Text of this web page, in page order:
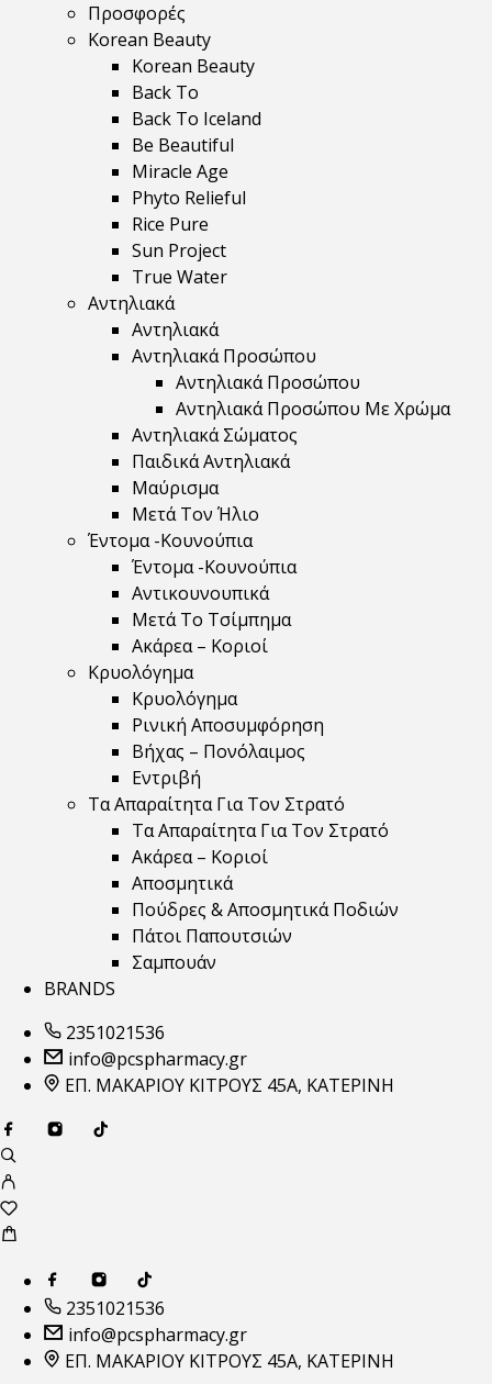
Προσφορές
Korean Beauty
Korean Beauty
Back To
Back To Iceland
Be Beautiful
Miracle Age
Phyto Relieful
Rice Pure
Sun Project
True Water
Αντηλιακά
Αντηλιακά
Αντηλιακά Προσώπου
Αντηλιακά Προσώπου
Αντηλιακά Προσώπου Με Χρώμα
Αντηλιακά Σώματος
Παιδικά Αντηλιακά
Μαύρισμα
Mετά Τον Ήλιο
Έντομα -Κουνούπια
Έντομα -Κουνούπια
Αντικουνουπικά
Μετά Το Τσίμπημα
Ακάρεα – Κοριοί
Κρυολόγημα
Κρυολόγημα
Ρινική Αποσυμφόρηση
Βήχας – Πονόλαιμος
Εντριβή
Τα Απαραίτητα Για Τον Στρατό
Τα Απαραίτητα Για Τον Στρατό
Ακάρεα – Κοριοί
Αποσμητικά
Πούδρες & Αποσμητικά Ποδιών
Πάτοι Παπουτσιών
Σαμπουάν
BRANDS
2351021536
info@pcspharmacy.gr
ΕΠ. ΜΑΚΑΡΙΟΥ ΚΙΤΡΟΥΣ 45Α, ΚΑΤΕΡΙΝΗ
2351021536
info@pcspharmacy.gr
ΕΠ. ΜΑΚΑΡΙΟΥ ΚΙΤΡΟΥΣ 45Α, ΚΑΤΕΡΙΝΗ